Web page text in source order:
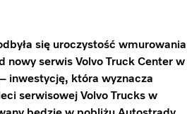
się uroczystość wmurowania
nowy serwis Volvo Truck Center w
inwestycję, która wyznacza
serwisowej Volvo Trucks w